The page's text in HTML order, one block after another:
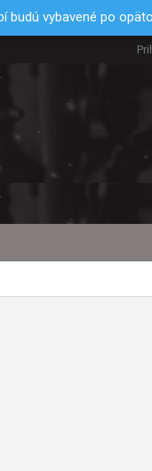
budú vybavené po